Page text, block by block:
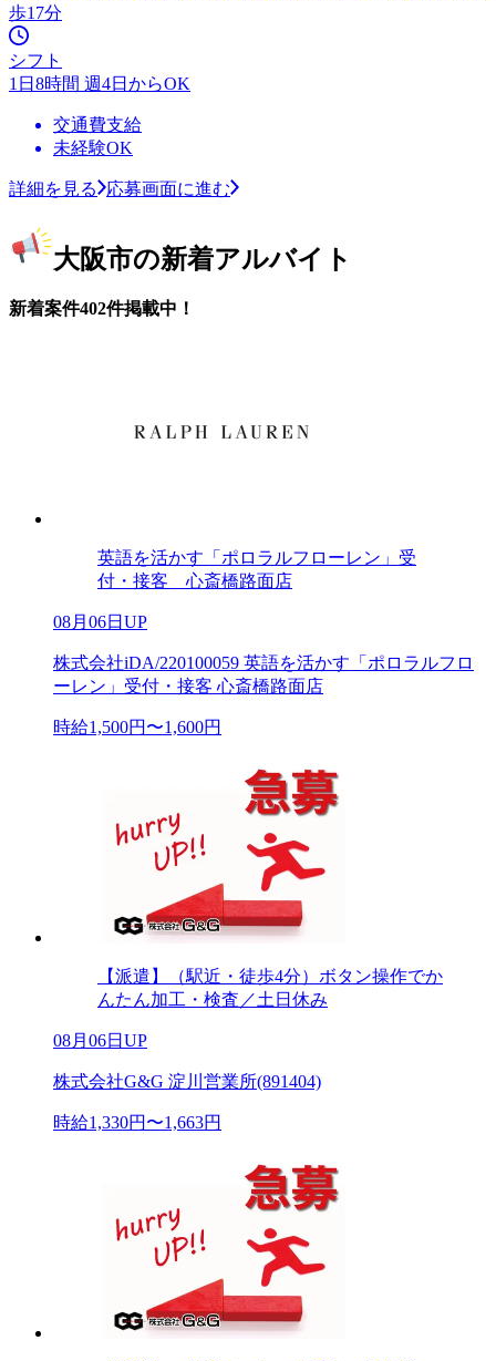
歩17分
シフト
1日8時間 週4日からOK
交通費支給
未経験OK
詳細を見る 応募画面に進む
大阪市の新着アルバイト
新着案件402件掲載中！
英語を活かす「ポロラルフローレン」受
付・接客 心斎橋路面店
08月06日UP
株式会社iDA/220100059 英語を活かす「ポロラルフロ
ーレン」受付・接客 心斎橋路面店
時給1,500円〜1,600円
【派遣】（駅近・徒歩4分）ボタン操作でか
んたん加工・検査／土日休み
08月06日UP
株式会社G&G 淀川営業所(891404)
時給1,330円〜1,663円